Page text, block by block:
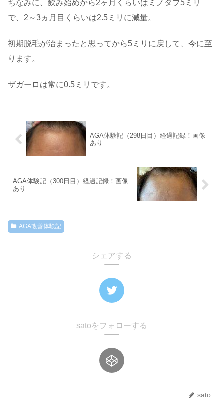
ちなみに、飲み始めから2ヶ月くらいはミノタブ5ミリ
で、2～3ヵ月目くらいは2.5ミリに減量。
初期脱毛が治まったと思ってから5ミリに戻して、今に至
ります。
ザガーロは常に0.5ミリです。
AGA体験記（298日目）経過記録！画像
あり
AGA体験記（300日目）経過記録！画像
あり
AGA改善体験記
シェアする
satoをフォローする
sato